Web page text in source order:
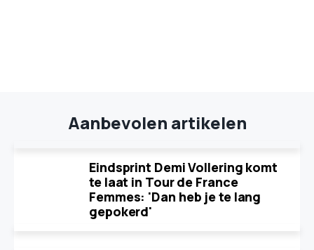
Aanbevolen artikelen
Eindsprint Demi Vollering komt
te laat in Tour de France
Femmes: 'Dan heb je te lang
gepokerd'